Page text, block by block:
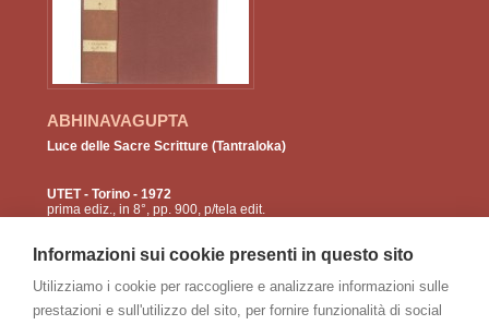
ABHINAVAGUPTA
Luce delle Sacre Scritture (Tantraloka)
UTET- Torino - 1972
prima ediz., in 8°, pp. 900, p/tela edit.
tavv. b/n f. ...
€8064
Informazioni sui cookie presenti in questo sito
Utilizziamo i cookie per raccogliere e analizzare informazioni sulle
prestazioni e sull'utilizzo del sito, per fornire funzionalità di social